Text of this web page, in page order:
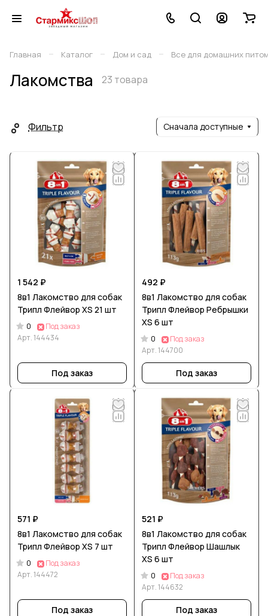
Главная – Каталог – Дом и сад – Все для домашних
Лакомства 23 товара
Фильтр Сначала доступные
1 542 ₽
8в1 Лакомство для собак
Трипл Флейвор XS 21 шт
0
Под заказ
Арт.144434
Под заказ
492 ₽
8в1 Лакомство для собак
Трипл Флейвор Ребрышки
XS 6 шт
0
Под заказ
Арт.144700
Под заказ
571 ₽
8в1 Лакомство для собак
Трипл Флейвор XS 7 шт
0
Под заказ
Арт.144472
Под заказ
521 ₽
8в1 Лакомство для собак
Трипл Флейвор Шашлык
XS 6 шт
0
Под заказ
Арт.144632
Под заказ